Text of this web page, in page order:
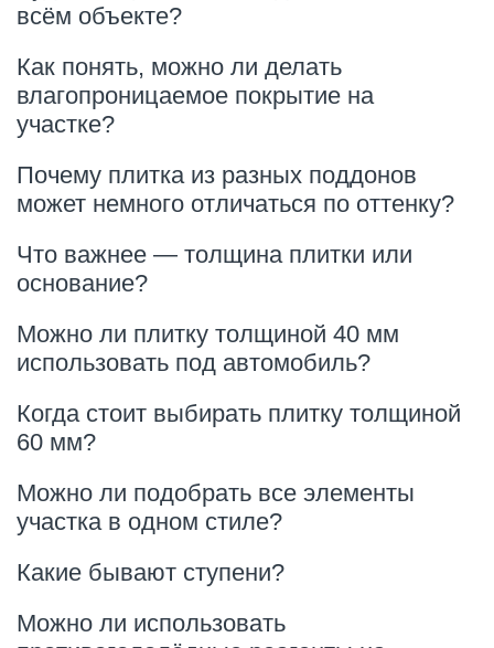
всём объекте?
Как понять, можно ли делать
влагопроницаемое покрытие на
участке?
Почему плитка из разных поддонов
может немного отличаться по оттенку?
Что важнее — толщина плитки или
основание?
Можно ли плитку толщиной 40 мм
использовать под автомобиль?
Когда стоит выбирать плитку толщиной
60 мм?
Можно ли подобрать все элементы
участка в одном стиле?
Какие бывают ступени?
Можно ли использовать